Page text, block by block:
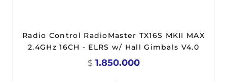
Radio Control RadioMaster TX16S MKII MAX
2.4GHz 16CH - ELRS w/ Hall Gimbals V4.0
$ 1.850.000